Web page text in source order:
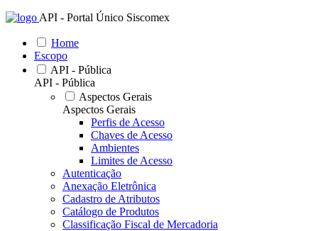
API - Portal Único Siscomex
Home
Escopo
API - Pública
API - Pública
Aspectos Gerais
Aspectos Gerais
Perfis de Acesso
Chaves de Acesso
Ambientes
Limites de Acesso
Autenticação
Anexação Eletrônica
Cadastro de Atributos
Catálogo de Produtos
Classificação Fiscal de Mercadoria